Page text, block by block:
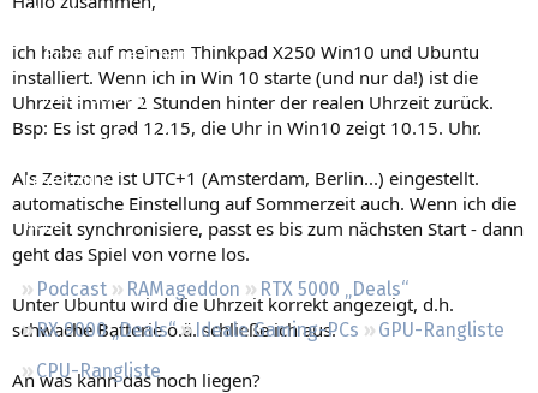
Aktuelles
Empfohlene Inhalte
Neue Beiträge
Neueste Aktivitäten
Leserartikel
Regeln
Podcast RAMageddon
RTX 5000 „Deals“
RX 9000 „Deals“
Ideale Gaming-PCs
GPU-Rangliste
CPU-Rangliste
ich habe auf meinem Thinkpad X250 Win10 und Ubuntu
installiert. Wenn ich in Win 10 starte (und nur da!) ist die
Uhrzeit immer 2 Stunden hinter der realen Uhrzeit zurück.
Bsp: Es ist grad 12.15, die Uhr in Win10 zeigt 10.15. Uhr.
Als Zeitzone ist UTC+1 (Amsterdam, Berlin...) eingestellt.
automatische Einstellung auf Sommerzeit auch. Wenn ich die
Uhrzeit synchronisiere, passt es bis zum nächsten Start - dann
geht das Spiel von vorne los.
Unter Ubuntu wird die Uhrzeit korrekt angezeigt, d.h.
schwache Batterie o.ä. schließe ich aus.
An was kann das noch liegen?